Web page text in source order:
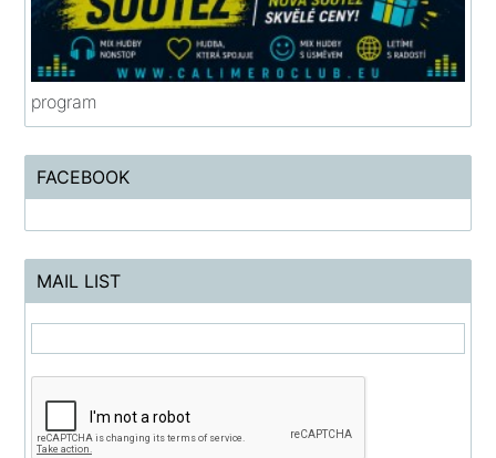
program
FACEBOOK
MAIL LIST